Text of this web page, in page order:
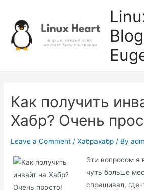
content
Как получить
Хабр? Очень
Leave a Comment /Хабрахабр / By
Эти вопросом я
чуть больше
спрашивал, где-